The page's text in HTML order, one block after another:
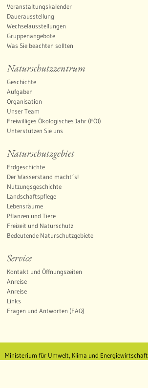
Veranstaltungskalender
Dauerausstellung
Wechselausstellungen
Gruppenangebote
Was Sie beachten sollten
Naturschutzzentrum
Geschichte
Aufgaben
Organisation
Unser Team
Freiwilliges Ökologisches Jahr (FÖJ)
Unterstützen Sie uns
Naturschutzgebiet
Erdgeschichte
Der Wasserstand macht´s!
Nutzungsgeschichte
Landschaftspflege
Lebensräume
Pflanzen und Tiere
Freizeit und Naturschutz
Bedeutende Naturschutzgebiete
Service
Kontakt und Öffnungszeiten
Anreise
Anreise
Links
Fragen und Antworten (FAQ)
Ministerium für Umwelt, Klima und Energiewirtschaft